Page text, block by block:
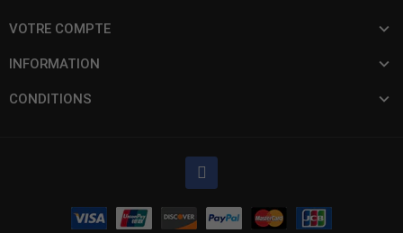
VOTRE COMPTE
INFORMATION
CONDITIONS